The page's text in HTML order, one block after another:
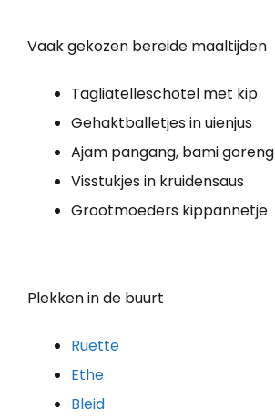
Vaak gekozen bereide maaltijden
Tagliatelleschotel met kip
Gehaktballetjes in uienjus
Ajam pangang, bami goreng
Visstukjes in kruidensaus
Grootmoeders kippannetje
Plekken in de buurt
Ruette
Ethe
Bleid